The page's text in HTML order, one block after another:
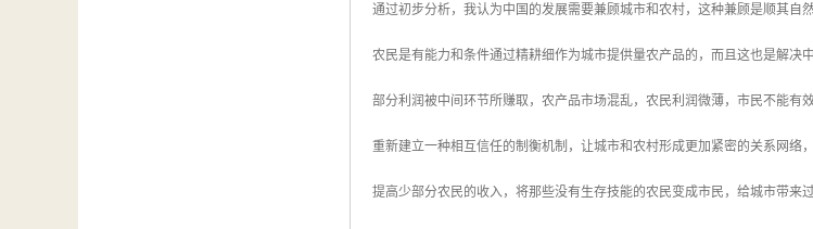
通过初步分析，我认为中国的发展需要兼顾城市和农村，这种兼顾是顺其
农民是有能力和条件通过精耕细作为城市提供量农产品的，而且这也是解
部分利润被中间环节所赚取，农产品市场混乱，农民利润微薄，市民不能有
重新建立一种相互信任的制衡机制，让城市和农村形成更加紧密的关系网
提高少部分农民的收入，将那些没有生存技能的农民变成市民，给城市带